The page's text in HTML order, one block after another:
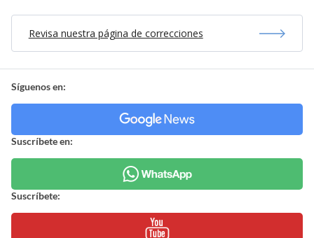
Revisa nuestra página de correcciones
Síguenos en:
Suscríbete en:
Suscríbete: